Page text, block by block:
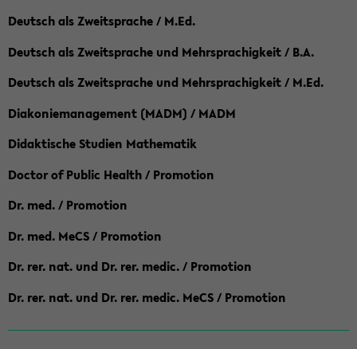
Deutsch als Zweitsprache / M.Ed.
Deutsch als Zweitsprache und Mehrsprachigkeit / B.A.
Deutsch als Zweitsprache und Mehrsprachigkeit / M.Ed.
Diakoniemanagement (MADM) / MADM
Didaktische Studien Mathematik
Doctor of Public Health / Promotion
Dr. med. / Promotion
Dr. med. MeCS / Promotion
Dr. rer. nat. und Dr. rer. medic. / Promotion
Dr. rer. nat. und Dr. rer. medic. MeCS / Promotion